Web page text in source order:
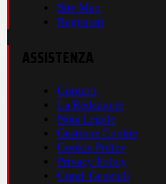
Site Map
Registrati
Contatti
La Redazione
Nota Legale
Gestione Cookie
Cookie Policy
Privacy Policy
Cond. Generali